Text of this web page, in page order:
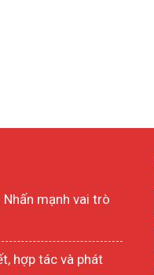
mạnh vai trò
hợp tác và phát